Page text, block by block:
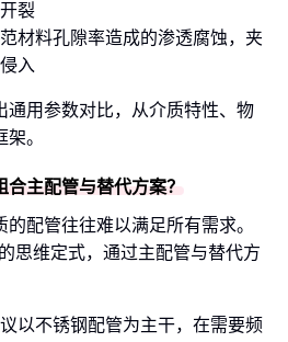
裂
材料孔隙率造成的渗透腐蚀，夹
入
通用参数对比，从介质特性、物
。
主配管与替代方案？
配管往往难以满足所有需求。
思维定式，通过主配管与替代方
以不锈钢配管为主干，在需要频